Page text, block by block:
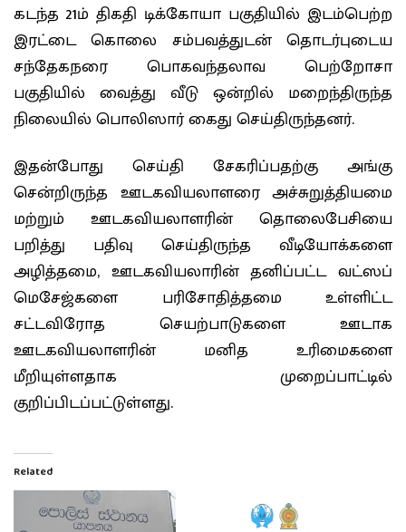
கடந்த 21ம் திகதி டிக்கோயா பகுதியில் இடம்பெற்ற
இரட்டை கொலை சம்பவத்துடன் தொடர்புடைய
சந்தேகநரை பொகவந்தலாவ பெற்றோசா
பகுதியில் வைத்து வீடு ஒன்றில் மறைந்திருந்த
நிலையில் பொலிஸார் கைது செய்திருந்தனர்.
இதன்போது செய்தி சேகரிப்பதற்கு அங்கு
சென்றிருந்த ஊடகவியலாளரை அச்சுறுத்தியமை
மற்றும் ஊடகவியலாளரின் தொலைபேசியை
பறித்து பதிவு செய்திருந்த வீடியோக்களை
அழித்தமை, ஊடகவியலாரின் தனிப்பட்ட வட்ஸப்
மெசேஜ்களை பரிசோதித்தமை உள்ளிட்ட
சட்டவிரோத செயற்பாடுகளை ஊடாக
ஊடகவியலாளரின் மனித உரிமைகளை
மீறியுள்ளதாக முறைப்பாட்டில்
குறிப்பிடப்பட்டுள்ளது.
Related